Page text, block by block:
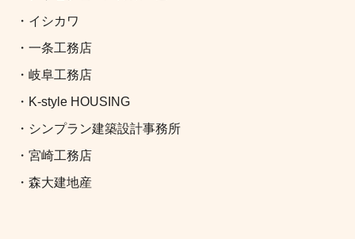
・イシカワ
・一条工務店
・岐阜工務店
・K-style HOUSING
・シンプラン建築設計事務所
・宮崎工務店
・森大建地産